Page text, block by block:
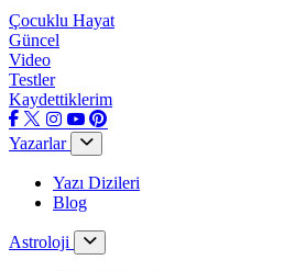
Çocuklu Hayat
Güncel
Video
Testler
Kaydettiklerim
Yazarlar
Yazı Dizileri
Blog
Astroloji